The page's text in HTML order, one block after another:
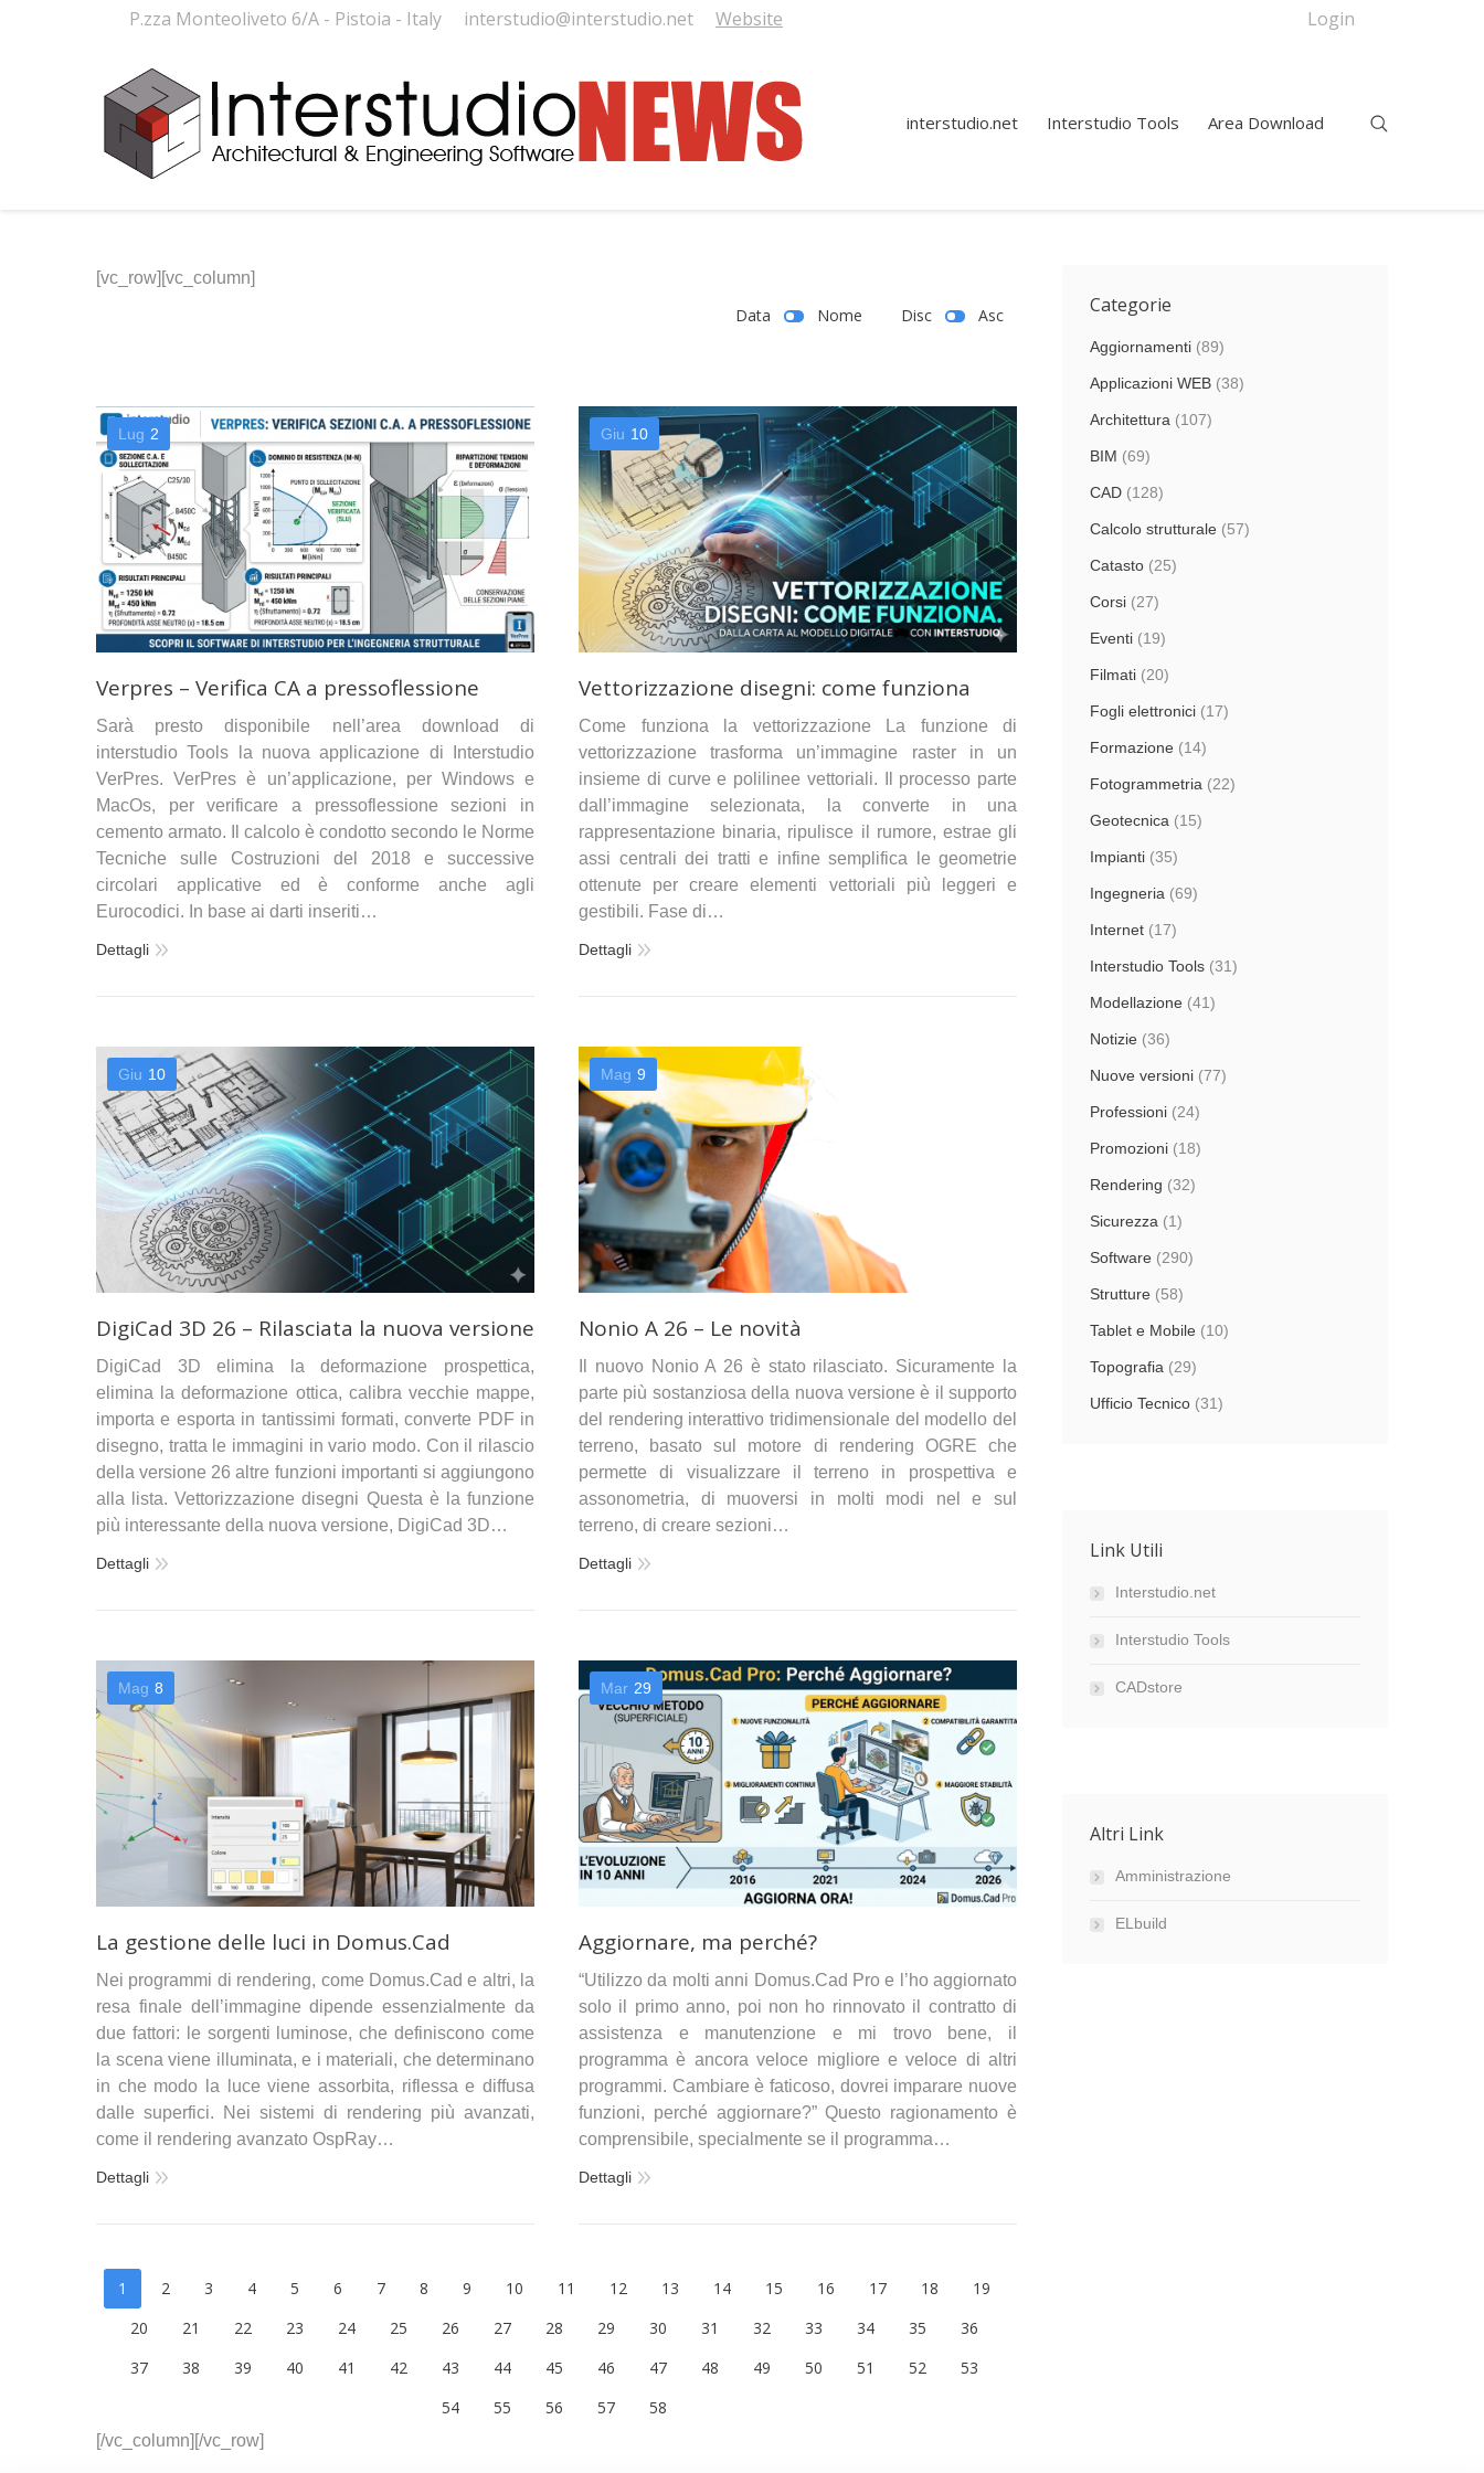
P.zza Monteoliveto 6/A - Pistoia - Italy interstudio@interstudio.net Website Login
interstudio.net Interstudio Tools Area Download
[vc_row][vc_column]
Data Nome Disc Asc
Lug 2
Verpres – Verifica CA a pressoflessione
Sarà presto disponibile nell’area download di
interstudio Tools la nuova applicazione di Interstudio
VerPres. VerPres è un’applicazione, per Windows e
MacOs, per verificare a pressoflessione sezioni in
cemento armato. Il calcolo è condotto secondo le Norme
Tecniche sulle Costruzioni del 2018 e successive
circolari applicative ed è conforme anche agli
Eurocodici. In base ai darti inseriti…
Dettagli
Giu 10
Vettorizzazione disegni: come funziona
Come funziona la vettorizzazione La funzione di
vettorizzazione trasforma un’immagine raster in un
insieme di curve e polilinee vettoriali. Il processo parte
dall’immagine selezionata, la converte in una
rappresentazione binaria, ripulisce il rumore, estrae gli
assi centrali dei tratti e infine semplifica le geometrie
ottenute per creare elementi vettoriali più leggeri e
gestibili. Fase di…
Dettagli
Giu 10
DigiCad 3D 26 – Rilasciata la nuova versione
DigiCad 3D elimina la deformazione prospettica,
elimina la deformazione ottica, calibra vecchie mappe,
importa e esporta in tantissimi formati, converte PDF in
disegno, tratta le immagini in vario modo. Con il rilascio
della versione 26 altre funzioni importanti si aggiungono
alla lista. Vettorizzazione disegni Questa è la funzione
più interessante della nuova versione, DigiCad 3D…
Dettagli
Mag 9
Nonio A 26 – Le novità
Il nuovo Nonio A 26 è stato rilasciato. Sicuramente la
parte più sostanziosa della nuova versione è il supporto
del rendering interattivo tridimensionale del modello del
terreno, basato sul motore di rendering OGRE che
permette di visualizzare il terreno in prospettiva e
assonometria, di muoversi in molti modi nel e sul
terreno, di creare sezioni…
Dettagli
Mag 8
La gestione delle luci in Domus.Cad
Nei programmi di rendering, come Domus.Cad e altri, la
resa finale dell’immagine dipende essenzialmente da
due fattori: le sorgenti luminose, che definiscono come
la scena viene illuminata, e i materiali, che determinano
in che modo la luce viene assorbita, riflessa e diffusa
dalle superfici. Nei sistemi di rendering più avanzati,
come il rendering avanzato OspRay…
Dettagli
Mar 29
Aggiornare, ma perché?
“Utilizzo da molti anni Domus.Cad Pro e l’ho aggiornato
solo il primo anno, poi non ho rinnovato il contratto di
assistenza e manutenzione e mi trovo bene, il
programma è ancora veloce migliore e veloce di altri
programmi. Cambiare è faticoso, dovrei imparare nuove
funzioni, perché aggiornare?” Questo ragionamento è
comprensibile, specialmente se il programma…
Dettagli
1 2 3 4 5 6 7 8 9 10 11 12 13 14 15 16 17 18
19
20
21 22 23 24 25 26 27 28 29 30 31 32 33 34 35
36
37
38 39 40 41 42 43 44 45 46 47 48 49 50 51 52
53
54
55 56 57 58
[/vc_column][/vc_row]
Categorie
Aggiornamenti (89)
Applicazioni WEB (38)
Architettura (107)
BIM (69)
CAD (128)
Calcolo strutturale (57)
Catasto (25)
Corsi (27)
Eventi (19)
Filmati (20)
Fogli elettronici (17)
Formazione (14)
Fotogrammetria (22)
Geotecnica (15)
Impianti (35)
Ingegneria (69)
Internet (17)
Interstudio Tools (31)
Modellazione (41)
Notizie (36)
Nuove versioni (77)
Professioni (24)
Promozioni (18)
Rendering (32)
Sicurezza (1)
Software (290)
Strutture (58)
Tablet e Mobile (10)
Topografia (29)
Ufficio Tecnico (31)
Link Utili
Interstudio.net
Interstudio Tools
CADstore
Altri Link
Amministrazione
ELbuild